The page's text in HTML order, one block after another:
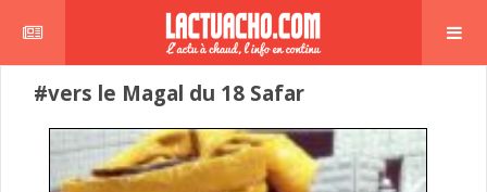
#vers le Magal du 18 Safar